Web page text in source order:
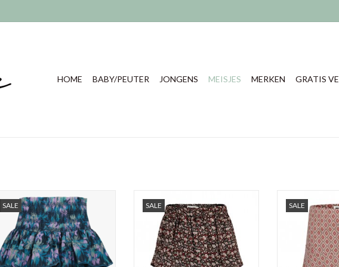
HOME BABY/PEUTER JONGENS MEISJES MERKEN GRATIS
SALE
Vingino meisjes rok Qarlieke
95% katoen
5% lurex
TOEVOEGEN AAN WINKELWAGEN
SALE
TOEVOEGEN AAN WINKELWAGEN
SALE
TOEVOEGEN